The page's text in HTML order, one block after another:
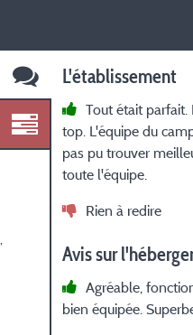
L'établissement
Tout était
top. L'équipe du
pas pu trouver
toute l'équipe.
Rien à redire
Avis sur
Agréable,
bien équipée.